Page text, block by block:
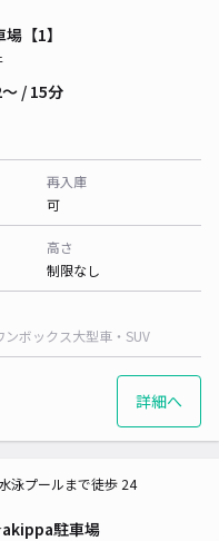
【1】
/ 15分
再入庫
可
高さ
制限なし
ンボックス大型車・SUV
詳細へ
駐車場
泳プールまで徒歩 24